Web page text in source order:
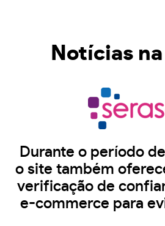
Notícias
Durante o período
o site também
verificação de
e-commerce para